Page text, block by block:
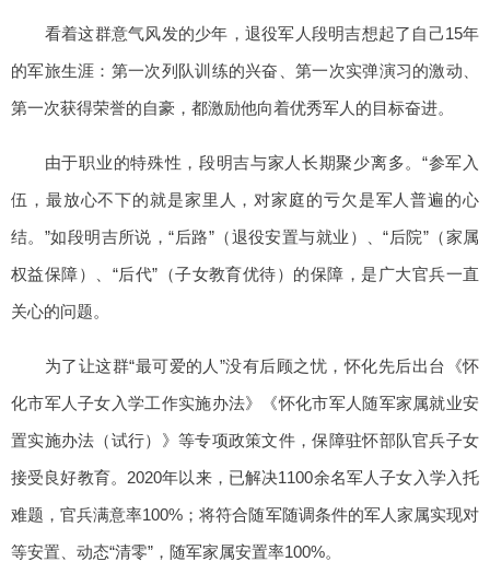
看着这群意气风发的少年，退役军人段明吉想起了自己15年
的军旅生涯：第一次列队训练的兴奋、第一次实弹演习的激动、
第一次获得荣誉的自豪，都激励他向着优秀军人的目标奋进。
由于职业的特殊性，段明吉与家人长期聚少离多。“参军入
伍，最放心不下的就是家里人，对家庭的亏欠是军人普遍的心
结。”如段明吉所说，“后路”（退役安置与就业）、“后院”（家属
权益保障）、“后代”（子女教育优待）的保障，是广大官兵一直
关心的问题。
为了让这群“最可爱的人”没有后顾之忧，怀化先后出台《怀
化市军人子女入学工作实施办法》《怀化市军人随军家属就业安
置实施办法（试行）》等专项政策文件，保障驻怀部队官兵子女
接受良好教育。2020年以来，已解决1100余名军人子女入学入托
难题，官兵满意率100%；将符合随军随调条件的军人家属实现对
等安置、动态“清零”，随军家属安置率100%。